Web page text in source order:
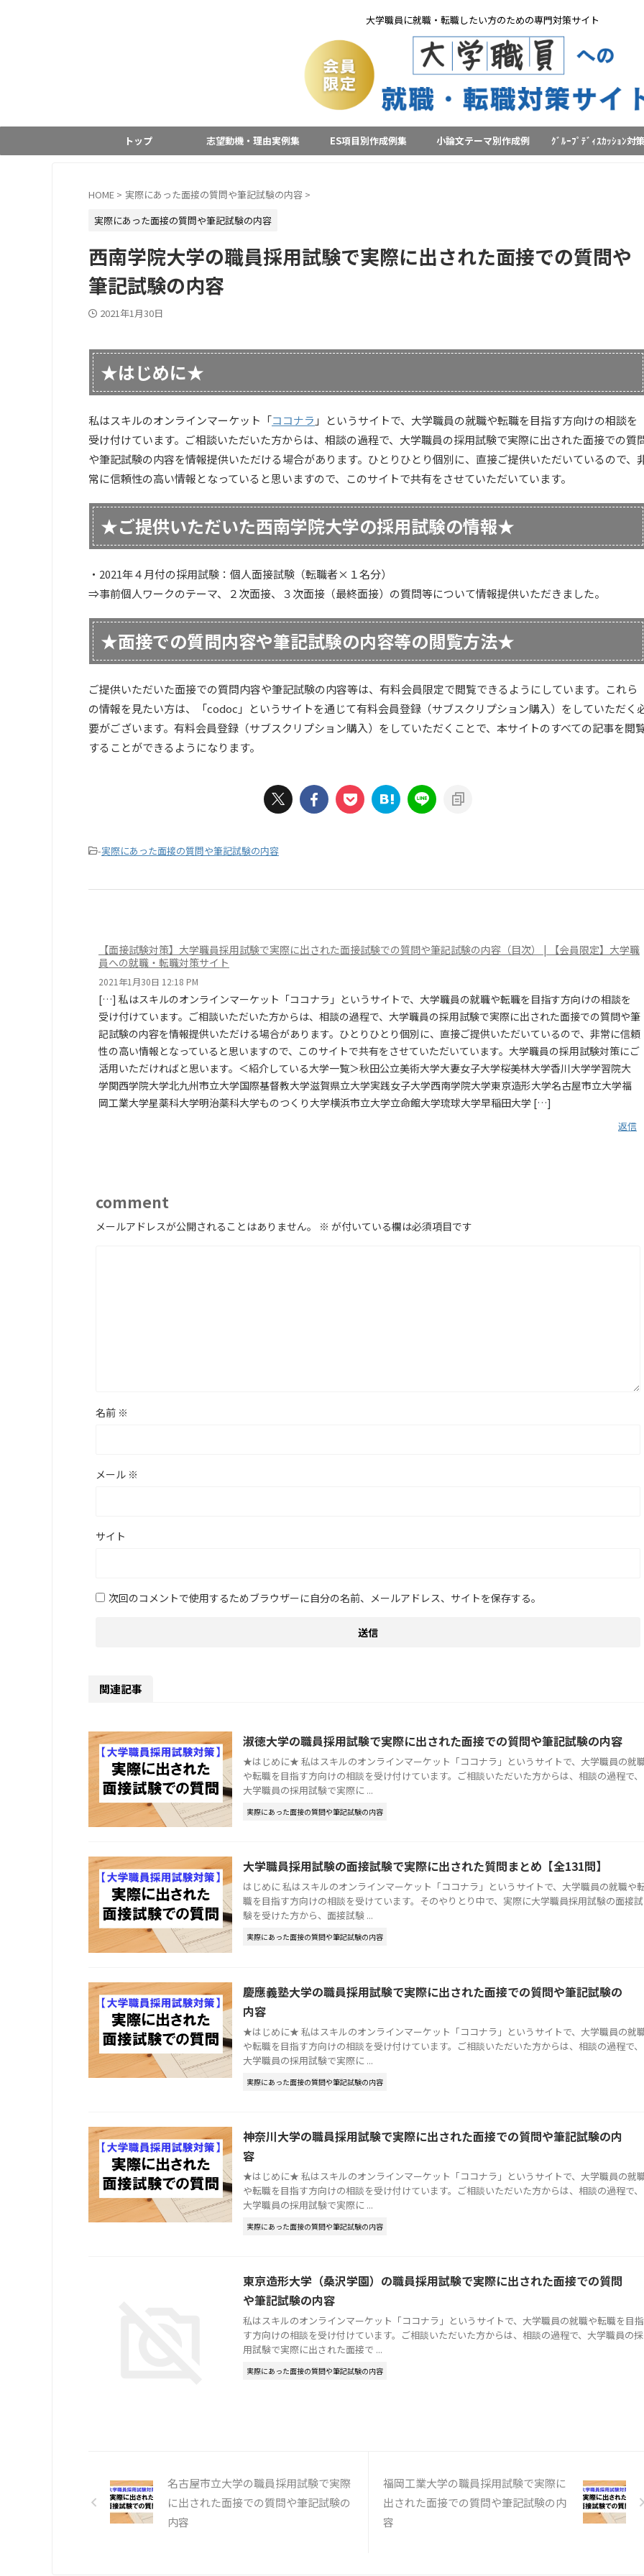
大学職員に就職・転職したい方のための専門対策サイト
トップ 志望動機・理由実例集 ES項目別作成例集 小論文テーマ別作成例 ｸﾞﾙｰﾌﾟﾃﾞｨｽｶｯｼｮﾝ対
HOME > 実際にあった面接の質問や筆記試験の内容 >
実際にあった面接の質問や筆記試験の内容
西南学院大学の職員採用試験で実際に出された面接での質問や
筆記試験の内容
2021年1月30日
★はじめに★
私はスキルのオンラインマーケット「ココナラ 」というサイトで、大学職員の就職や転職を目指す方向けの相談を
受け付けています。ご相談いただいた方からは、相談の過程で、大学職員の採用試験で実際に出された面接での質
や筆記試験の内容を情報提供いただける場合があります。ひとりひとり個別に、直接ご提供いただいているので、
常に信頼性の高い情報となっていると思いますので、このサイトで共有をさせていただいています。
★ご提供いただいた西南学院大学の採用試験の情報★
・2021年４月付の採用試験：個人面接試験（転職者×１名分）
⇒事前個人ワークのテーマ、２次面接、３次面接（最終面接）の質問等について情報提供いただきました。
★面接での質問内容や筆記試験の内容等の閲覧方法★
ご提供いただいた面接での質問内容や筆記試験の内容等は、有料会員限定で閲覧できるようにしています。これら
の情報を見たい方は、「codoc」というサイトを通じて有料会員登録（サブスクリプション購入）をしていただく
要がございます。有料会員登録（サブスクリプション購入）をしていただくことで、本サイトのすべての記事を閲
することができるようになります。
-実際にあった面接の質問や筆記試験の内容
【面接試験対策】大学職員採用試験で実際に出された面接試験での質問や筆記試験の内容（目次） | 【会員限定】大学職
員への就職・転職対策サイト
2021年1月30日 12:18 PM
[…] 私はスキルのオンラインマーケット「ココナラ」というサイトで、大学職員の就職や転職を目指す方向けの相談を
受け付けています。ご相談いただいた方からは、相談の過程で、大学職員の採用試験で実際に出された面接での質問や筆
記試験の内容を情報提供いただける場合があります。ひとりひとり個別に、直接ご提供いただいているので、非常に信頼
性の高い情報となっていると思いますので、このサイトで共有をさせていただいています。大学職員の採用試験対策にご
活用いただければと思います。＜紹介している大学一覧＞秋田公立美術大学大妻女子大学桜美林大学香川大学学習院大
学関西学院大学北九州市立大学国際基督教大学滋賀県立大学実践女子大学西南学院大学東京造形大学名古屋市立大学福
岡工業大学星薬科大学明治薬科大学ものつくり大学横浜市立大学立命館大学琉球大学早稲田大学 […]
返信
comment
メールアドレスが公開されることはありません。 ※ が付いている欄は必須項目です
名前 ※
メール ※
サイト
次回のコメントで使用するためブラウザーに自分の名前、メールアドレス、サイトを保存する。
関連記事
淑徳大学の職員採用試験で実際に出された面接での質問や筆記試験の内容
★はじめに★ 私はスキルのオンラインマーケット「ココナラ」というサイトで、大学職員の就
や転職を目指す方向けの相談を受け付けています。ご相談いただいた方からは、相談の過程で、
大学職員の採用試験で実際に ...
実際にあった面接の質問や筆記試験の内容
大学職員採用試験の面接試験で実際に出された質問まとめ【全131問】
はじめに 私はスキルのオンラインマーケット「ココナラ」というサイトで、大学職員の就職や
職を目指す方向けの相談を受けています。そのやりとり中で、実際に大学職員採用試験の面接試
験を受けた方から、面接試験 ...
実際にあった面接の質問や筆記試験の内容
慶應義塾大学の職員採用試験で実際に出された面接での質問や筆記試験の
内容
★はじめに★ 私はスキルのオンラインマーケット「ココナラ」というサイトで、大学職員の就
や転職を目指す方向けの相談を受け付けています。ご相談いただいた方からは、相談の過程で、
大学職員の採用試験で実際に ...
実際にあった面接の質問や筆記試験の内容
神奈川大学の職員採用試験で実際に出された面接での質問や筆記試験の内
容
★はじめに★ 私はスキルのオンラインマーケット「ココナラ」というサイトで、大学職員の就
や転職を目指す方向けの相談を受け付けています。ご相談いただいた方からは、相談の過程で、
大学職員の採用試験で実際に ...
実際にあった面接の質問や筆記試験の内容
東京造形大学（桑沢学園）の職員採用試験で実際に出された面接での質問
や筆記試験の内容
私はスキルのオンラインマーケット「ココナラ」というサイトで、大学職員の就職や転職を目指
す方向けの相談を受け付けています。ご相談いただいた方からは、相談の過程で、大学職員の採
用試験で実際に出された面接で ...
実際にあった面接の質問や筆記試験の内容
名古屋市立大学の職員採用試験で実際
に出された面接での質問や筆記試験の
内容
福岡工業大学の職員採用試験で実際に
出された面接での質問や筆記試験の内
容